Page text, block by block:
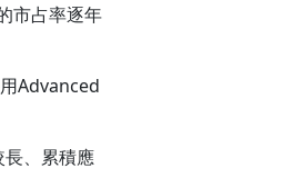
市占率逐年
Advanced
、累積應